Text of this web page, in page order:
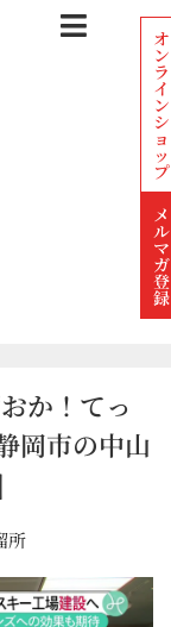
オ
ン
ラ
イ
ン
シ
ョ
ッ
プ
メ
ル
マ
ガ
登
録
か！てっ
岡市の中山
所